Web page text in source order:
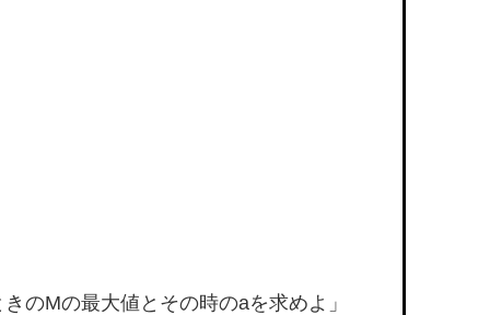
のMの最大値とその時のaを求めよ」